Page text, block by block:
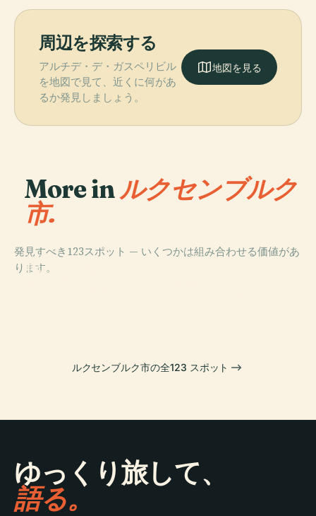
周辺を探索する
アルチデ・デ・ガスペリビル
を地図で見て、近くに何があ
るか発見しましょう。
地図を見る
More inルクセンブルク
市.
発見すべき123スポット — いくつかは組み合わせる価値があ
ります。
PLACE
国立考古学・歴
PLACE
PLACE
ルクセンブルク市の全123 スポット
ゆっくり旅して、
語る。